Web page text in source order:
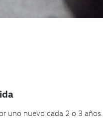
uno nuevo cada 2 o 3 años.